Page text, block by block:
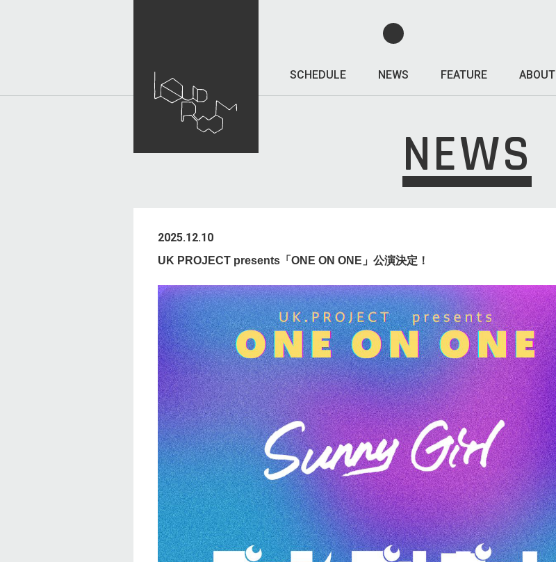
SCHEDULE NEWS FEATURE ABOUT
NEWS
2025.12.10
UK PROJECT presents「ONE ON ONE」公演決定！